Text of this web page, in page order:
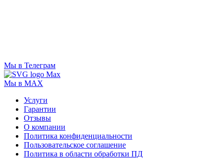
Мы в Телеграм
Мы в MAX
Услуги
Гарантии
Отзывы
О компании
Политика конфиденциальности
Пользовательское соглашение
Политика в области обработки ПД